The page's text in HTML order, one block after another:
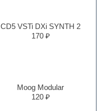
CD5 VSTi DXi SYNTH 2
170 ₽
Moog Modular
120 ₽